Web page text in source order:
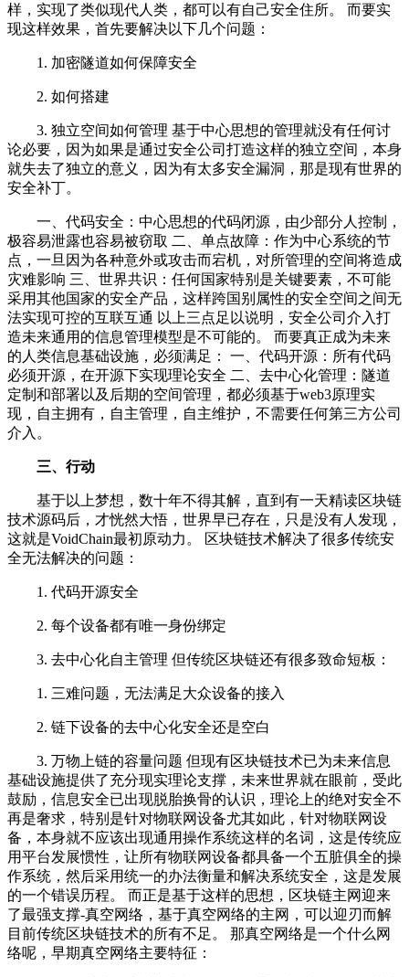
样，实现了类似现代人类，都可以有自己安全住所。 而要实
现这样效果，首先要解决以下几个问题：
1. 加密隧道如何保障安全
2. 如何搭建
3. 独立空间如何管理 基于中心思想的管理就没有任何讨
论必要，因为如果是通过安全公司打造这样的独立空间，本身
就失去了独立的意义，因为有太多安全漏洞，那是现有世界的
安全补丁。
一、代码安全：中心思想的代码闭源，由少部分人控制，
极容易泄露也容易被窃取 二、单点故障：作为中心系统的节
点，一旦因为各种意外或攻击而宕机，对所管理的空间将造成
灾难影响 三、世界共识：任何国家特别是关键要素，不可能
采用其他国家的安全产品，这样跨国别属性的安全空间之间无
法实现可控的互联互通 以上三点足以说明，安全公司介入打
造未来通用的信息管理模型是不可能的。 而要真正成为未来
的人类信息基础设施，必须满足： 一、代码开源：所有代码
必须开源，在开源下实现理论安全 二、去中心化管理：隧道
定制和部署以及后期的空间管理，都必须基于web3原理实
现，自主拥有，自主管理，自主维护，不需要任何第三方公司
介入。
三、行动
基于以上梦想，数十年不得其解，直到有一天精读区块链
技术源码后，才恍然大悟，世界早已存在，只是没有人发现，
这就是VoidChain最初原动力。 区块链技术解决了很多传统安
全无法解决的问题：
1. 代码开源安全
2. 每个设备都有唯一身份绑定
3. 去中心化自主管理 但传统区块链还有很多致命短板：
1. 三难问题，无法满足大众设备的接入
2. 链下设备的去中心化安全还是空白
3. 万物上链的容量问题 但现有区块链技术已为未来信息
基础设施提供了充分现实理论支撑，未来世界就在眼前，受此
鼓励，信息安全已出现脱胎换骨的认识，理论上的绝对安全不
再是奢求，特别是针对物联网设备尤其如此，针对物联网设
备，本身就不应该出现通用操作系统这样的名词，这是传统应
用平台发展惯性，让所有物联网设备都具备一个五脏俱全的操
作系统，然后采用统一的办法衡量和解决系统安全，这是发展
的一个错误历程。 而正是基于这样的思想，区块链主网迎来
了最强支撑-真空网络，基于真空网络的主网，可以迎刃而解
目前传统区块链技术的所有不足。 那真空网络是一个什么网
络呢，早期真空网络主要特征：